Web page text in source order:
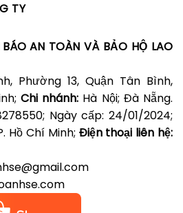
TY
AN TOÀN VÀ BẢO HỘ LAO
Phường 13, Quận Tân Bình,
Chi nhánh: Hà Nội; Đà Nẵng.
Ngày cấp: 24/01/2024;
Hồ Chí Minh; Điện thoại liên hệ: